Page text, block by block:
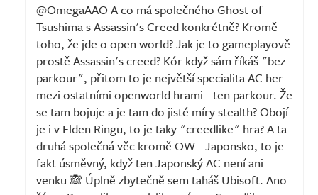
@OmegaAAO A co má společného Ghost of
Tsushima s Assassin's Creed konkrétně? Kromě
toho, že jde o open world? Jak je to gameplayově
prostě Assassin's creed? Kór když sám říkáš "bez
parkour", přitom to je největší specialita AC her
mezi ostatními openworld hrami - ten parkour. Že
se tam bojuje a je tam do jisté míry stealth? Obojí
je i v Elden Ringu, to je taky "creedlike" hra? A ta
druhá společná věc kromě OW - Japonsko, to je
fakt úsměvný, když ten Japonský AC není ani
venku 🙈 Úplně zbytečně sem taháš Ubisoft. Ano